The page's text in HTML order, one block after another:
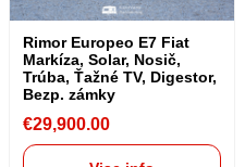
Rimor Europeo E7 Fiat
Markíza, Solar, Nosič,
Trúba, Ťažné TV, Digestor,
Bezp. zámky
€29,900.00